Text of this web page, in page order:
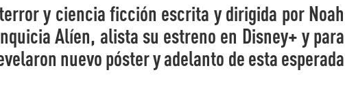
y ciencia ficción escrita y dirigida por Noah
Alíen, alista su estreno en Disney+ y para
nuevo póster y adelanto de esta esperada